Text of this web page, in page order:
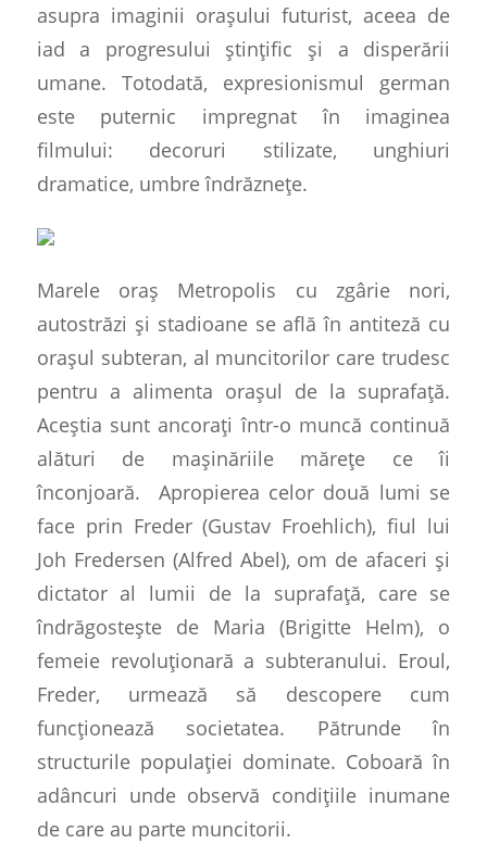
asupra imaginii orașului futurist, aceea de
iad a progresului ștințific și a disperării
umane. Totodată, expresionismul german
este puternic impregnat în imaginea
filmului: decoruri stilizate, unghiuri
dramatice, umbre îndrăznețe.
Marele oraș Metropolis cu zgârie nori,
autostrăzi și stadioane se află în antiteză cu
orașul subteran, al muncitorilor care trudesc
pentru a alimenta orașul de la suprafață.
Aceștia sunt ancorați într-o muncă continuă
alături de mașinăriile mărețe ce îi
înconjoară.
Apropierea celor două lumi se
face prin Freder (Gustav Froehlich), fiul lui
Joh Fredersen (Alfred Abel), om de afaceri și
dictator al lumii de la suprafață, care se
îndrăgostește de Maria (Brigitte Helm), o
femeie revoluționară a subteranului. Eroul,
Freder, urmează să descopere cum
funcționează societatea. Pătrunde în
structurile populației dominate. Coboară în
adâncuri unde observă condițiile inumane
de care au parte muncitorii.